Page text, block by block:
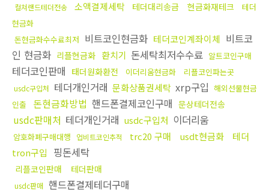
컬쳐랜드테더전송 소액결제세탁 테더대리송금 현금화재테크
테더
현금화
돈현금화수수료최저 비트코인현금화 테더코인계좌이체 비트코
인 현금화 리플현금화 환치기 돈세탁최저수수료 알트코인구매
테더코인판매 태더원화환전 이더리움현금화 리플코인파는곳
usdc구입처 테더개인거래 문화상품권세탁 xrp구입 해외선물현금
인출
돈현금화방법 핸드폰결제코인구매 문상테더전송
usdc판매처 테더개인거래 usdc구입처 이더리움
암호화폐구매대행 업비트코인추적 trc20 구매 usdt현금화
테더
tron구입
핑돈세탁
리플코인판매 테더판매
usdc판매 핸드폰결제테더구매